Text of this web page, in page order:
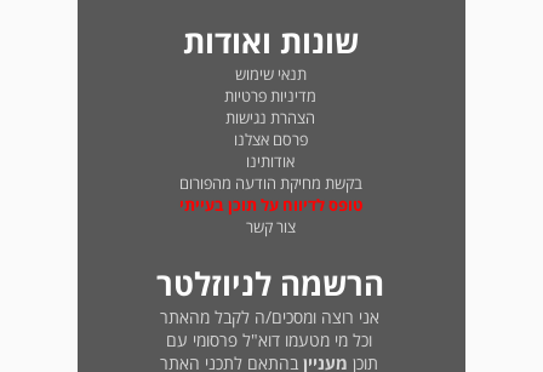
שונות ואודות
תנאי שימוש
מדיניות פרטיות
הצהרת נגישות
פרסם אצלנו
אודותינו
בקשת מחיקת הודעה מהפורום
טופס לדיווח על תוכן בעייתי
צור קשר
הרשמה לניוזלטר
אני רוצה ומסכים/ה לקבל מהאתר
וכל מי מטעמו דוא"ל פרסומי עם
תוכן מעניין בהתאם לתכני האתר